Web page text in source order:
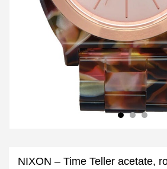
NIXON – Time Teller acetate,